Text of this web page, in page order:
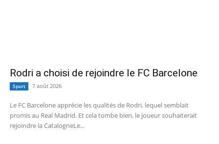
Rodri a choisi de rejoindre le FC Barcelone
Sport 7 août 2026
Le FC Barcelone apprécie les qualités de Rodri, lequel semblait
promis au Real Madrid. Et cela tombe bien, le joueur souhaiterait
rejoindre la CatalogneLe...